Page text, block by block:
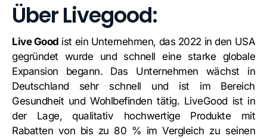
Über Livegood:
Live Good ist ein Unternehmen, das 2022 in den USA
gegründet wurde und schnell eine starke globale
Expansion begann. Das Unternehmen wächst in
Deutschland sehr schnell und ist im Bereich
Gesundheit und Wohlbefinden tätig. LiveGood ist in
der Lage, qualitativ hochwertige Produkte mit
Rabatten von bis zu 80 % im Vergleich zu seinen